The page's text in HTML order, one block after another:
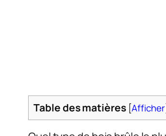
Table des matières [Afficher